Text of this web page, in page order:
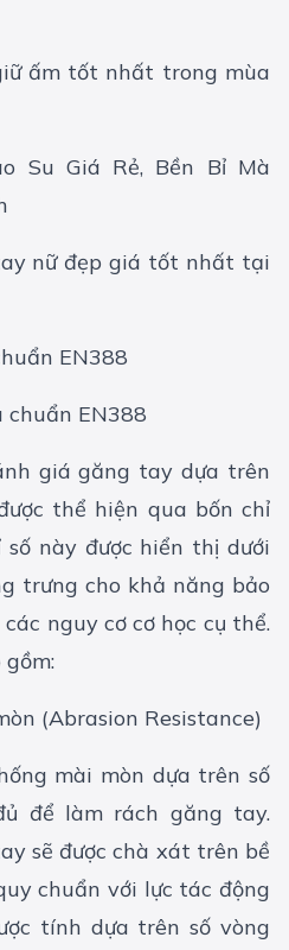
ấm tốt nhất trong mùa
Su Giá Rẻ, Bền Bỉ Mà
nữ đẹp giá tốt nhất tại
EN388
giá găng tay dựa trên
thể hiện qua bốn chỉ
số này được hiển thị dưới
trưng cho khả năng bảo
nguy cơ cơ học cụ thể.
(Abrasion Resistance)
mài mòn dựa trên số
để làm rách găng tay.
sẽ được chà xát trên bề
chuẩn với lực tác động
tính dựa trên số vòng